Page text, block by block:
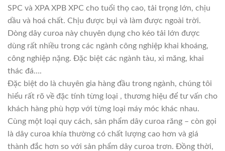
SPC và XPA XPB XPC cho tuổi thọ cao, tải trọng lớn, chịu
dầu và hoá chất. Chịu được bụi và làm được ngoài trời.
Dòng dây curoa này chuyên dụng cho kéo tải lớn được
dùng rất nhiều trong các ngành công nghiệp khai khoáng,
công nghiệp nặng. Đặc biệt các ngành tàu, xi măng, khai
thác đá….
Đặc biệt do là chuyên gia hàng đầu trong ngành, chúng tôi
hiểu rất rõ về đặc tính từng loại , thương hiệu để tư vấn cho
khách hàng phù hợp với từng loại máy móc khác nhau.
Cùng một loại quy cách, sản phẩm dây curoa răng – còn gọi
là dây curoa khía thường có chất lượng cao hơn và giá
thành đắc hơn so với sản phẩm dây curoa trơn. Đồng thời,